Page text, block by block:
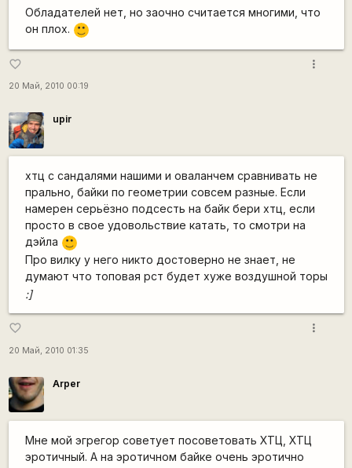
Обладателей нет, но заочно считается многими, что
он плох.
:)
favorite_border
20 Май, 2010 00:19
more_vert
upir
хтц с сандалями нашими и оваланчем сравнивать не
прально, байки по геометрии совсем разные. Если
намерен серьёзно подсесть на байк бери хтц, если
просто в свое удовольствие катать, то смотри на
дэйла
:)
Про вилку у него никто достоверно не знает, не
думают что топовая рст будет хуже воздушной торы
:]
favorite_border
20 Май, 2010 01:35
more_vert
Arper
Мне мой эгрегор советует посоветовать ХТЦ, ХТЦ
эротичный. А на эротичном байке очень эротично